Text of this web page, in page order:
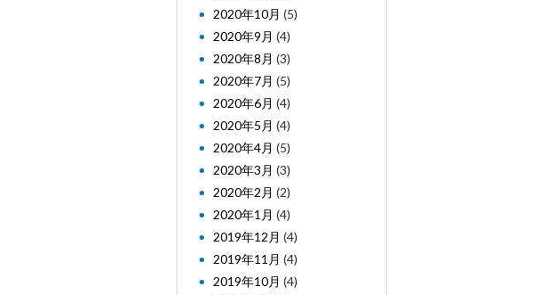
2020年10月 (5)
2020年9月 (4)
2020年8月 (3)
2020年7月 (5)
2020年6月 (4)
2020年5月 (4)
2020年4月 (5)
2020年3月 (3)
2020年2月 (2)
2020年1月 (4)
2019年12月 (4)
2019年11月 (4)
2019年10月 (4)